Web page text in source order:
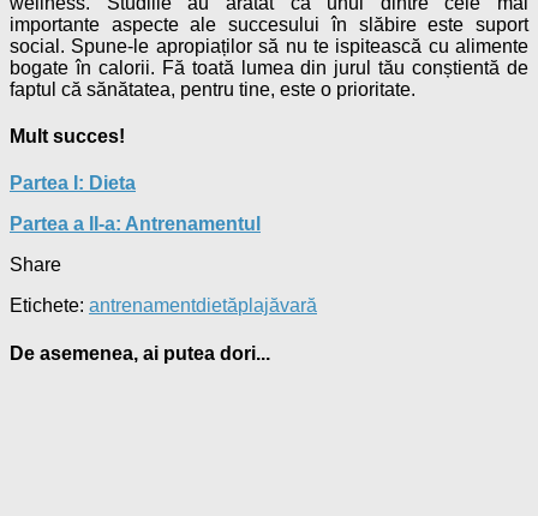
importante aspecte ale succesului în slăbire este suport
social. Spune-le apropiaților să nu te ispitească cu alimente
bogate în calorii. Fă toată lumea din jurul tău conștientă de
faptul că sănătatea, pentru tine, este o prioritate.
Mult succes!
Partea I: Dieta
Partea a II-a: Antrenamentul
Share
Etichete: antrenamentdietăplajăvară
De asemenea, ai putea dori...